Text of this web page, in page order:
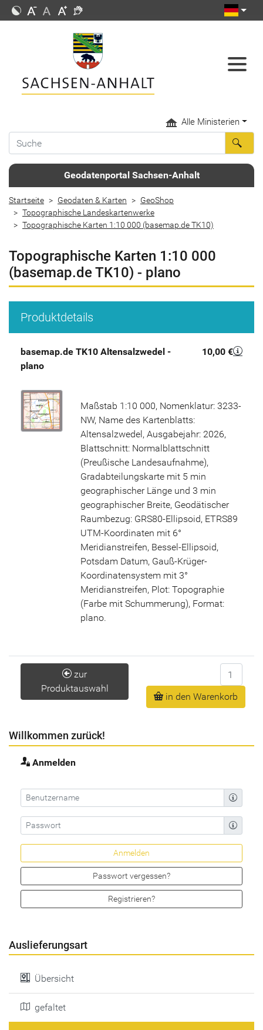
Alle Ministerien
Geodatenportal Sachsen-Anhalt
Startseite Geodaten & Karten
GeoShop
Topographische Landeskartenwerke
Topographische Karten 1:10 000 (basemap.de TK10)
Topographische Karten 1:10 000
(basemap.de TK10) - plano
Produktdetails
basemap.de TK10 Altensalzwedel -
plano
10,00 €
Maßstab 1:10 000, Nomenklatur: 3233-
NW, Name des Kartenblatts:
Altensalzwedel, Ausgabejahr: 2026,
Blattschnitt: Normalblattschnitt
(Preußische Landesaufnahme),
Gradabteilungskarte mit 5 min
geographischer Länge und 3 min
geographischer Breite, Geodätischer
Raumbezug: GRS80-Ellipsoid, ETRS89
UTM-Koordinaten mit 6°
Meridianstreifen, Bessel-Ellipsoid,
Potsdam Datum, Gauß-Krüger-
Koordinatensystem mit 3°
Meridianstreifen, Plot: Topographie
(Farbe mit Schummerung), Format:
plano.
zur
Produktauswahl
Anzahl
in den Warenkorb
Willkommen zurück!
Anmelden
Passwort vergessen?
Registrieren?
Auslieferungsart
Übersicht
gefaltet